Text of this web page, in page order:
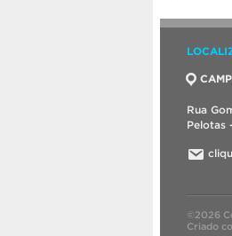
Rua
Pelotas
©2026
Criado